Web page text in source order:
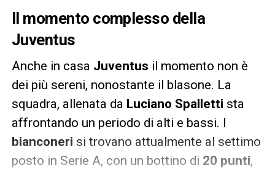
Il momento complesso della
Juventus
Anche in casa Juventus il momento non è
dei più sereni, nonostante il blasone. La
squadra, allenata da Luciano Spalletti sta
affrontando un periodo di alti e bassi. I
bianconeri si trovano attualmente al settimo
posto in Serie A, con un bottino di 20 punti,